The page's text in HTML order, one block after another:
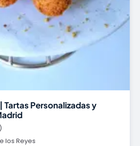
Tartas Personalizadas y
los Reyes